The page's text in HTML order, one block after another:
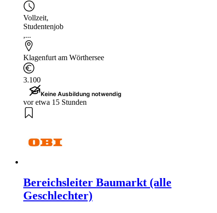
Vollzeit,
Studentenjob
,...
Klagenfurt am Wörthersee
3.100
Keine Ausbildung notwendig
vor etwa 15 Stunden
Bereichsleiter Baumarkt (alle
Geschlechter)